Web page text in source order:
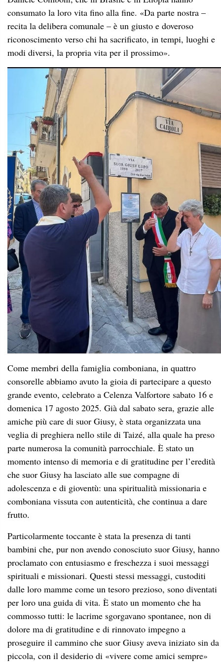
consumato la loro vita fino alla fine. «Da parte nostra –
recita la delibera comunale – è un giusto e doveroso
riconoscimento verso chi ha sacrificato, in tempi, luoghi e
modi diversi, la propria vita per il prossimo».
Come membri della famiglia comboniana, in quattro
consorelle abbiamo avuto la gioia di partecipare a questo
grande evento, celebrato a Celenza Valfortore sabato 16 e
domenica 17 agosto 2025. Già dal sabato sera, grazie alle
amiche più care di suor Giusy, è stata organizzata una
veglia di preghiera nello stile di Taizé, alla quale ha preso
parte numerosa la comunità parrocchiale. È stato un
momento intenso di memoria e di gratitudine per l’eredità
che suor Giusy ha lasciato alle sue compagne di
adolescenza e di gioventù: una spiritualità missionaria e
comboniana vissuta con autenticità, che continua a dare
frutto.
Particolarmente toccante è stata la presenza di tanti
bambini che, pur non avendo conosciuto suor Giusy, hanno
proclamato con entusiasmo e freschezza i suoi messaggi
spirituali e missionari. Questi stessi messaggi, custoditi
dalle loro mamme come un tesoro prezioso, sono diventati
per loro una guida di vita. È stato un momento che ha
commosso tutti: le lacrime sgorgavano spontanee, non di
dolore ma di gratitudine e di rinnovato impegno a
proseguire il cammino che suor Giusy aveva iniziato sin da
piccola, con il desiderio di «vivere come amici sempre»